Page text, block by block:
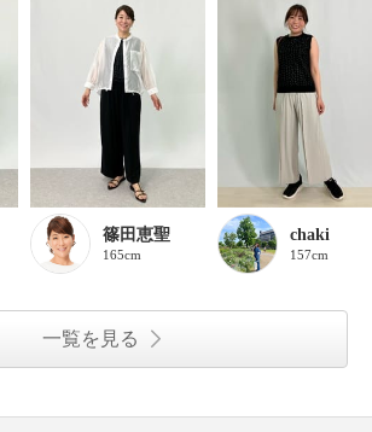
篠田恵聖
165cm
chaki
157cm
一覧を見る